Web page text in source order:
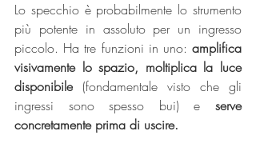
Lo specchio è probabilmente lo strumento
più potente in assoluto per un ingresso
piccolo. Ha tre funzioni in uno: amplifica
visivamente lo spazio, moltiplica la luce
disponibile (fondamentale visto che gli
ingressi sono spesso bui) e serve
concretamente prima di uscire.